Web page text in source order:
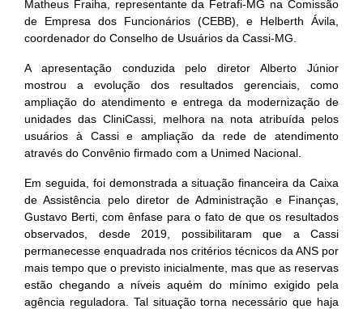
Matheus Fraiha, representante da Fetrafi-MG na Comissão
de Empresa dos Funcionários (CEBB), e Helberth Ávila,
coordenador do Conselho de Usuários da Cassi-MG.
A apresentação conduzida pelo diretor Alberto Júnior
mostrou a evolução dos resultados gerenciais, como
ampliação do atendimento e entrega da modernização de
unidades das CliniCassi, melhora na nota atribuída pelos
usuários à Cassi e ampliação da rede de atendimento
através do Convênio firmado com a Unimed Nacional.
Em seguida, foi demonstrada a situação financeira da Caixa
de Assistência pelo diretor de Administração e Finanças,
Gustavo Berti, com ênfase para o fato de que os resultados
observados, desde 2019, possibilitaram que a Cassi
permanecesse enquadrada nos critérios técnicos da ANS por
mais tempo que o previsto inicialmente, mas que as reservas
estão chegando a níveis aquém do mínimo exigido pela
agência reguladora. Tal situação torna necessário que haja